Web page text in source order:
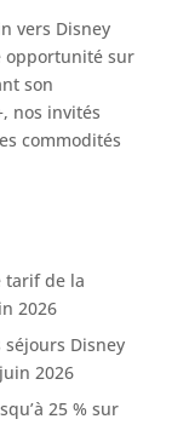
vers Disney
opportunité sur
son
nos invités
commodités
tarif de la
2026
séjours Disney
2026
25 % sur